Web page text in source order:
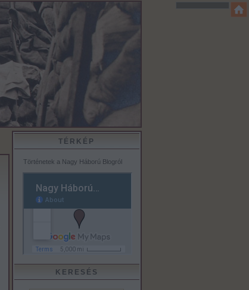
TÉRKÉP
Történetek a Nagy Háború Blogról
KERESÉS